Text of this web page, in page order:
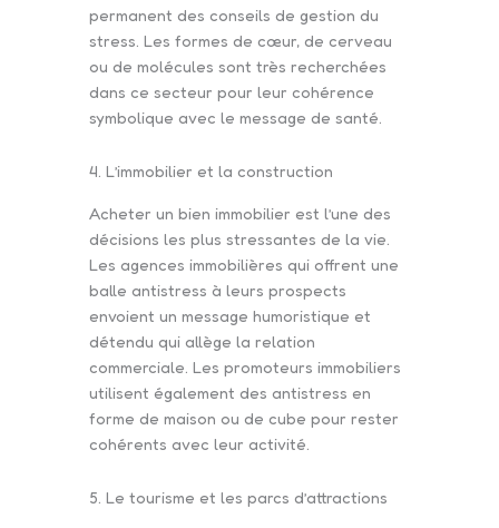
permanent des conseils de gestion du
stress. Les formes de cœur, de cerveau
ou de molécules sont très recherchées
dans ce secteur pour leur cohérence
symbolique avec le message de santé.
4. L’immobilier et la construction
Acheter un bien immobilier est l’une des
décisions les plus stressantes de la vie.
Les agences immobilières qui offrent une
balle antistress à leurs prospects
envoient un message humoristique et
détendu qui allège la relation
commerciale. Les promoteurs immobiliers
utilisent également des antistress en
forme de maison ou de cube pour rester
cohérents avec leur activité.
5. Le tourisme et les parcs d’attractions